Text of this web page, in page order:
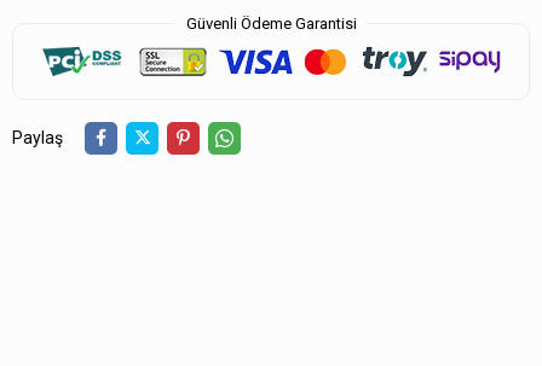
Güvenli Ödeme Garantisi
Paylaş